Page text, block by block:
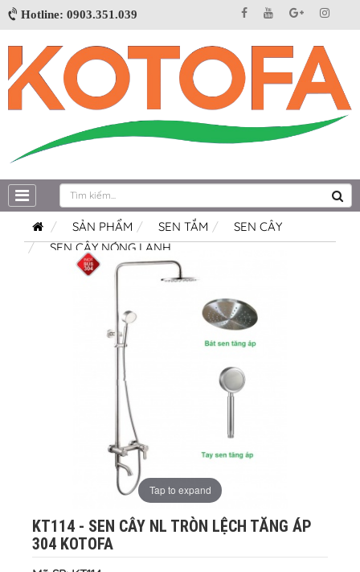
Hotline: 0903.351.039
SẢN PHẨM SEN TẮM
SEN CÂY
SEN CÂY NÓNG LẠNH
Tap to expand
KT114 - SEN CÂY NL TRÒN LỆCH TĂNG ÁP
304 KOTOFA